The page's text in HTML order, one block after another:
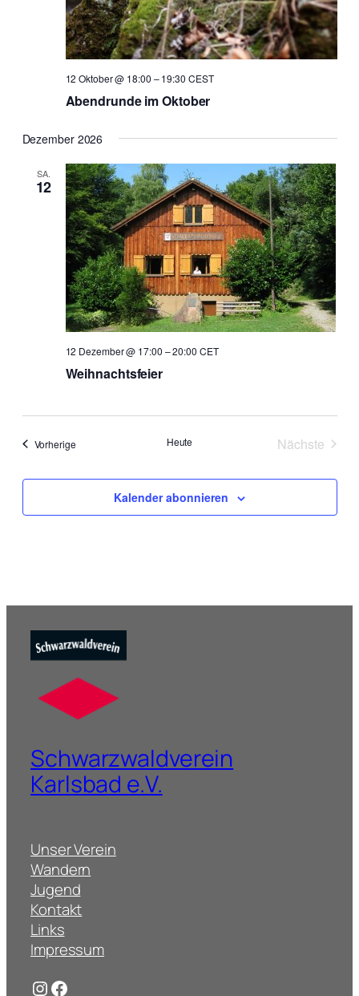
12 Oktober @ 18:00 –19:30 CEST
Abendrunde im Oktober
Dezember 2026
SA.
12
12 Dezember @ 17:00 –20:00 CET
Weihnachtsfeier
VorherigeVeranstaltungen Heute
Nächste
Kalender abonnieren
Schwarzwaldverein
Karlsbad e.V.
Unser Verein
Wandern
Jugend
Kontakt
Links
Impressum
Instagram
Facebook